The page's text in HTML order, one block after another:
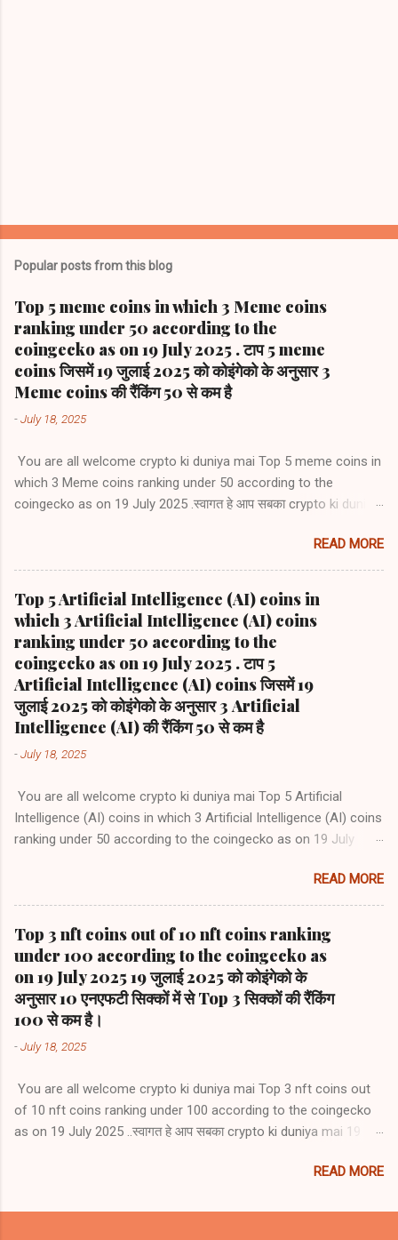
Popular posts from this blog
Top 5 meme coins in which 3 Meme coins
ranking under 50 according to the
coingecko as on 19 July 2025 . टाप 5 meme
coins जिसमें 19 जुलाई 2025 को कोइंगेको के अनुसार 3
Meme coins की रैंकिंग 50 से कम है
-July 18, 2025
You are all welcome crypto ki duniya mai Top 5 meme coins in
which 3 Meme coins ranking under 50 according to the
coingecko as on 19 July 2025 .स्वागत हे आप सबका crypto ki duniya
Meme coins की रैंकिंग 50 से कम है 1) Dogecoin (DOGE) #8 2)
Shiba Inu (SHIB) #22 3) Pepe (PEPE) #36 4) Bonk (BONK) # 53
5) Official Trump (TRUMP) #65
READ MORE
Top 5 Artificial Intelligence (AI) coins in
which 3 Artificial Intelligence (AI) coins
ranking under 50 according to the
coingecko as on 19 July 2025 . टाप 5
Artificial Intelligence (AI) coins जिसमें 19
जुलाई 2025 को कोइंगेको के अनुसार 3 Artificial
Intelligence (AI) की रैंकिंग 50 से कम है
-July 18, 2025
You are all welcome crypto ki duniya mai Top 5 Artificial
Intelligence (AI) coins in which 3 Artificial Intelligence (AI) coins
ranking under 50 according to the coingecko as on 19 July
Intelligence (AI) coins जिसमें 19 जुलाई 2025 को कोइंगेको के अनुसार 3
Artificial Intelligence (AI) coins की रैंकिंग 50 से कम है 1) Bittensor
(TAO) #rank39 2) NEAR Protocol (NEAR)) #rank42 3) Internet
Computer (ICP) #rank47 4) Render (RENDER) #rank62 5)
Artificial Superintelligence Alliance (FET) #rank66
READ MORE
Top 3 nft coins out of 10 nft coins ranking
under 100 according to the coingecko as
on 19 July 2025 19 जुलाई 2025 को कोइंगेको के
अनुसार 10 एनएफटी सिक्कों में से Top 3 सिक्कों की रैंकिंग
100 से कम है।
-July 18, 2025
You are all welcome crypto ki duniya mai Top 3 nft coins out
of 10 nft coins ranking under 100 according to the coingecko
as on 19 July 2025 ..स्वागत हे आप सबका crypto ki duniya mai 19
सिक्कों की रैंकिंग 100 से कम है 1) Render (RENDER) #rank62 2)
(FLOKI) #rank93 4) Immutable (IMX) #rank105 5) Ethereum
READ MORE